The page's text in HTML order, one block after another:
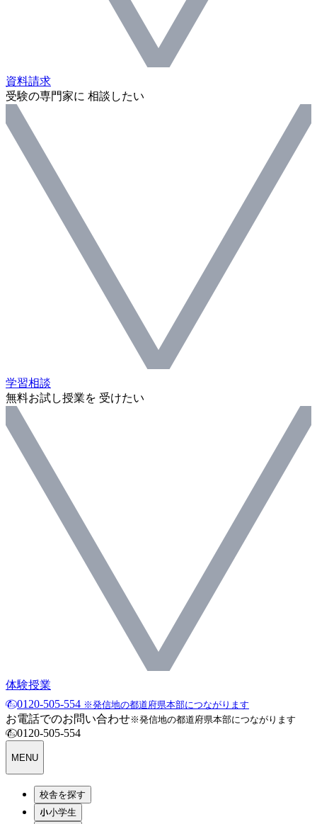
資料請求
受験の専門家に 相談したい
学習相談
無料お試し授業を 受けたい
体験授業
0120-505-554 ※発信地の都道府県本部につながります
お電話でのお問い合わせ※発信地の都道府県本部につながります
0120-505-554
MENU
校舎を探す
小学生